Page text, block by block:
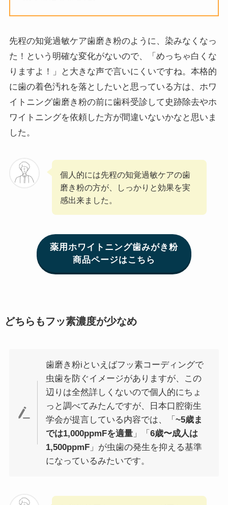
先程の知覚過敏ケア歯磨き粉のように、染みなくなっ
た！という明確な変化がないので、「めっちゃ白くな
りますよ！」と大きな声で言いにくいですね。本格的
に歯の着色汚れを落としたいと思っている方は、ホワ
イトニング歯磨き粉の前に歯科受診して史跡除去やホ
ワイトニングを依頼した方が間違いないかなと思いま
した。
個人的には先程の知覚過敏ケアの歯
磨き粉の方が、しっかりと効果を実
感出来ました。
薬用ホワイトニング歯みがき粉
商品ページはこちら
どちらもフッ素濃度が少なめ
歯磨き粉iといえばフッ素コーディングで
虫歯を防ぐイメージがありますが、この
辺りは全然詳しくないので個人的にちょ
っと調べてみたんですが、日本口腔衛生
学会が提言している内容では、「~5歳ま
では1,000ppmFを適量 」「6歳〜成人は
1,500ppmF 」が虫歯の発生を抑える基準
になっているみたいです。